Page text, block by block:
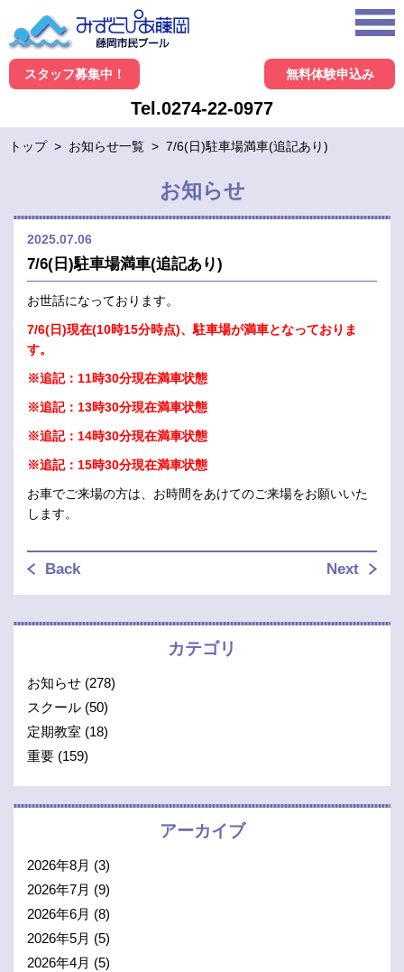
スタッフ募集中！ 無料体験申込み
Tel.0274-22-0977
トップ > お知らせ一覧 > 7/6(日)駐車場満車(追記あり)
お知らせ
2025.07.06
7/6(日)駐車場満車(追記あり)
お世話になっております。
7/6(日)現在(10時15分時点)、駐車場が満車となっておりま
す。
※追記：11時30分現在満車状態
※追記：13時30分現在満車状態
※追記：14時30分現在満車状態
※追記：15時30分現在満車状態
お車でご来場の方は、お時間をあけてのご来場をお願いいた
します。
Back Next
カテゴリ
お知らせ (278)
スクール (50)
定期教室 (18)
重要 (159)
アーカイブ
2026年8月 (3)
2026年7月 (9)
2026年6月 (8)
2026年5月 (5)
2026年4月 (5)